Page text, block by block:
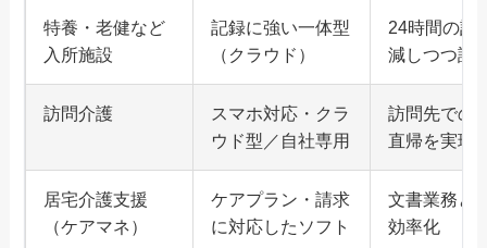
特養・老健など
入所施設
記録に強い一体型
（クラウド）
24時間の記
減しつつ請
訪問介護
スマホ対応・クラ
ウド型／自社専用
訪問先での
直帰を実現
居宅介護支援
（ケアマネ）
ケアプラン・請求
に対応したソフト
文書業務と
効率化